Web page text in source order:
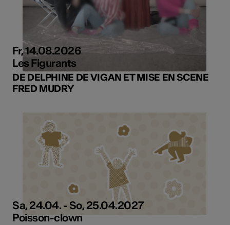
Fr, 14.08.2026
Les Figurants
DE DELPHINE DE VIGAN ET MISE EN SCENE
FRED MUDRY
Sa, 24.04. - So, 25.04.2027
Poisson-clown